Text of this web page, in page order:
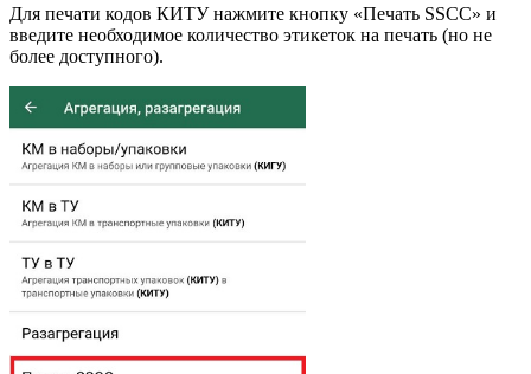
Для печати кодов КИТУ нажмите кнопку «Печать SSCC» и
введите необходимое количество этикеток на печать (но не
более доступного).